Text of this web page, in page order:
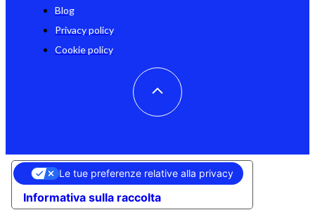
Blog
Privacy policy
Cookie policy
Informativa sulla raccolta
Le tue preferenze relative alla privacy